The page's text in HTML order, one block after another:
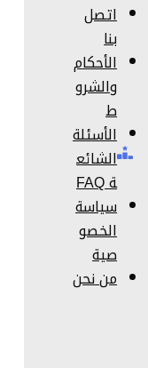
اتصل
بنا
الأحكام
والشرو
ط
الأسئلة
الشائع
ة FAQ
سياسة
الخصو
صية
من نحن